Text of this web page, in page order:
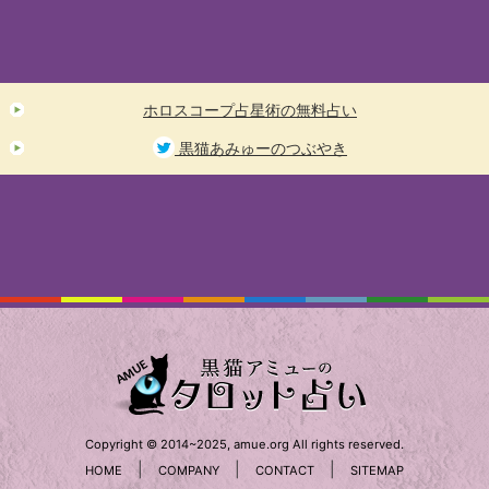
ホロスコープ占星術の無料占い
黒猫あみゅーのつぶやき
Copyright © 2014~2025, amue.org All rights reserved.
HOME
| COMPANY CONTACT SITEMAP